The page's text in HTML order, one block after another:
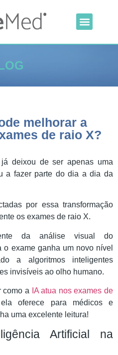
melhorar a
de raio X?
deixou de ser apenas uma
a fazer parte do dia a dia da
por essa transformação
os exames de raio X.
da análise visual do
exame ganha um novo nível
a algoritmos inteligentes
invisíveis ao olho humano.
como a IA atua nos exames de
oferece para médicos e
uma excelente leitura!
Artificial na